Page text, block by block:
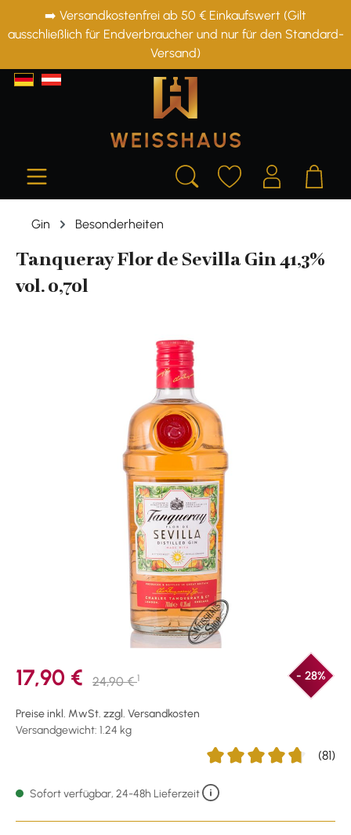
springen
➡️ Versandkostenfrei ab 50 € Einkaufswert (Gilt
ausschließlich für Endverbraucher und nur für den Standard-
Versand)
Gin Besonderheiten
Tanqueray Flor de Sevilla Gin 41,3%
vol. 0,70l
17,90 € 24,90 €1 - 28%
Preise inkl. MwSt. zzgl. Versandkosten
Versandgewicht: 1.24 kg
(81)
Sofort verfügbar, 24-48h Lieferzeit